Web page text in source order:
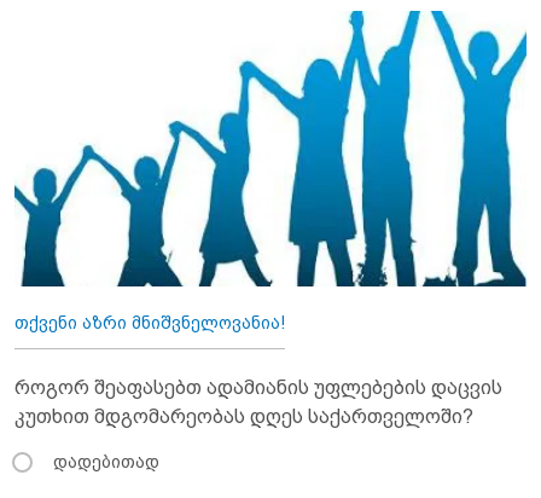
თქვენი აზრი მნიშვნელოვანია!
როგორ შეაფასებთ ადამიანის უფლებების დაცვის
კუთხით მდგომარეობას დღეს საქართველოში?
დადებითად